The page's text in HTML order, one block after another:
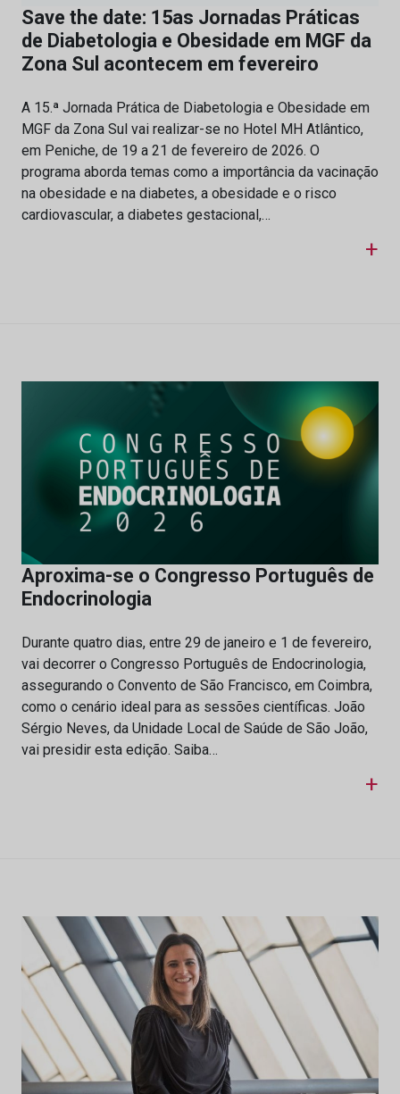
Save the date: 15as Jornadas Práticas
de Diabetologia e Obesidade em MGF da
Zona Sul acontecem em fevereiro
A 15.ª Jornada Prática de Diabetologia e Obesidade em
MGF da Zona Sul vai realizar-se no Hotel MH Atlântico,
em Peniche, de 19 a 21 de fevereiro de 2026. O
programa aborda temas como a importância da vacinação
na obesidade e na diabetes, a obesidade e o risco
cardiovascular, a diabetes gestacional,…
+
Aproxima-se o Congresso Português de
Endocrinologia
Durante quatro dias, entre 29 de janeiro e 1 de fevereiro,
vai decorrer o Congresso Português de Endocrinologia,
assegurando o Convento de São Francisco, em Coimbra,
como o cenário ideal para as sessões científicas. João
Sérgio Neves, da Unidade Local de Saúde de São João,
vai presidir esta edição. Saiba…
+